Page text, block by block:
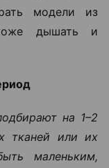
модели из
дышать и
на 1–2
тканей или их
маленьким,